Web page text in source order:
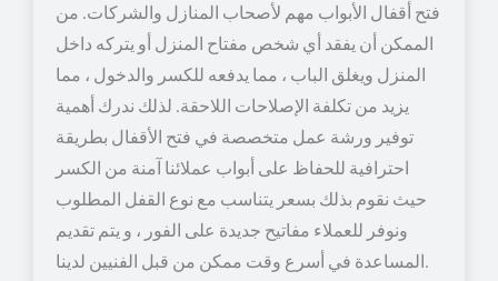
فتح أقفال الأبواب مهم لأصحاب المنازل والشركات. من
الممكن أن يفقد أي شخص مفتاح المنزل أو يتركه داخل
المنزل ويغلق الباب ، مما يدفعه للكسر والدخول ، مما
يزيد من تكلفة الإصلاحات اللاحقة. لذلك ندرك أهمية
توفير ورشة عمل متخصصة في فتح الأقفال بطريقة
احترافية للحفاظ على أبواب عملائنا آمنة من الكسر
حيث نقوم بذلك بسعر يتناسب مع نوع القفل المطلوب
ونوفر للعملاء مفاتيح جديدة على الفور ، و يتم تقديم
المساعدة في أسرع وقت ممكن من قبل الفنيين لدينا.